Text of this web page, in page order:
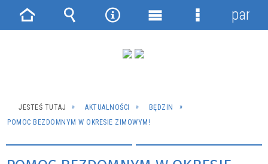
JESTEŚ TUTAJ AKTUALNOŚCI
BĘDZIN
POMOC BEZDOMNYM W OKRESIE ZIMOWYM!
Strona Wyszukiwarka
NarzędziaMenu
Menu
panel